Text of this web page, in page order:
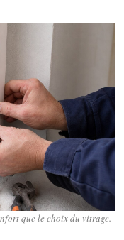
que le choix du vitrage.